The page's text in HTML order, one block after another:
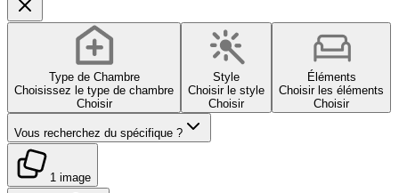
Type de Chambre
Choisissez le type de chambre
Choisir
Style
Choisir le style
Choisir
Éléments
Choisir les éléments
Choisir
Vous recherchez du spécifique ?
1 image